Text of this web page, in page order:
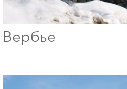
Вербье